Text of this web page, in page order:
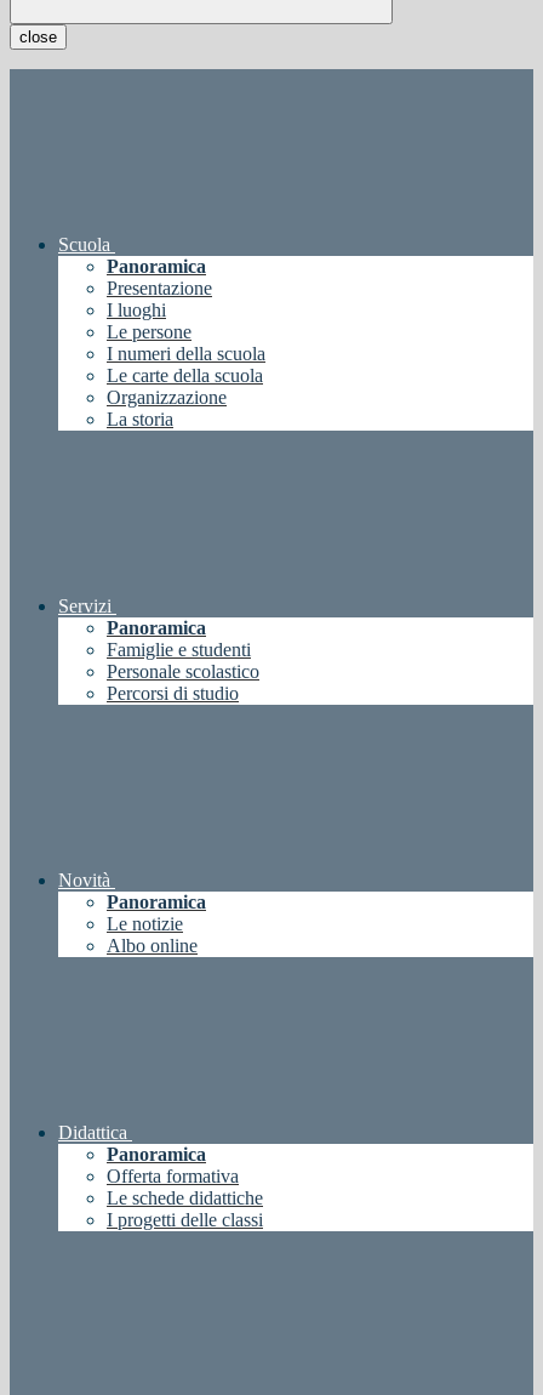
close
Scuola
Panoramica
Presentazione
I luoghi
Le persone
I numeri della scuola
Le carte della scuola
Organizzazione
La storia
Servizi
Panoramica
Famiglie e studenti
Personale scolastico
Percorsi di studio
Novità
Panoramica
Le notizie
Albo online
Didattica
Panoramica
Offerta formativa
Le schede didattiche
I progetti delle classi